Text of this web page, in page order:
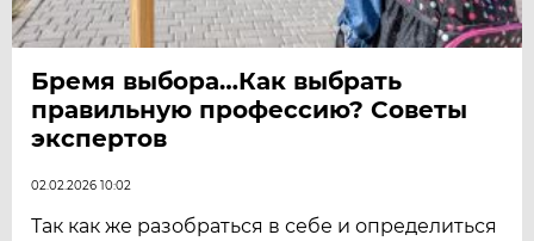
Бремя выбора…Как выбрать
правильную профессию? Советы
экспертов
02.02.2026 10:02
Так как же разобраться в себе и определиться